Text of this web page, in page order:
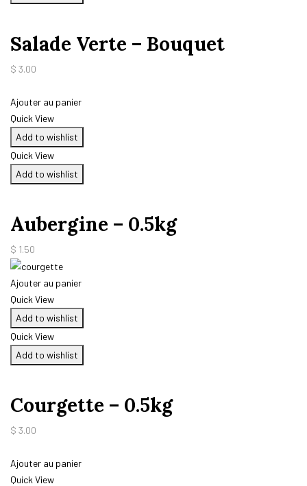
Salade Verte – Bouquet
$ 3.00
Ajouter au panier
Quick View
Add to wishlist
Quick View
Add to wishlist
Aubergine – 0.5kg
$ 1.50
Ajouter au panier
Quick View
Add to wishlist
Quick View
Add to wishlist
Courgette – 0.5kg
$ 3.00
Ajouter au panier
Quick View